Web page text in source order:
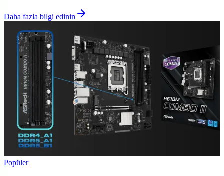
Daha fazla bilgi edinin
Popüler